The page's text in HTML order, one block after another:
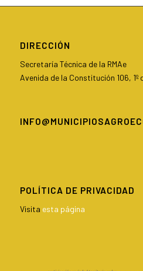
DIRECCIÓN
Secretaría Técnica de la RMAe
Avenida de la Constitución 106, 1º
POLÍTICA DE PRIVACIDAD
Visita esta página